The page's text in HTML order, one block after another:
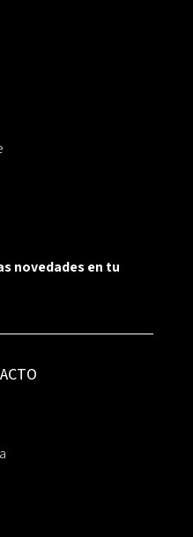
novedades en tu